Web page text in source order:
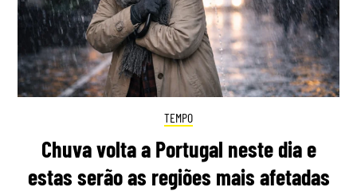
TEMPO
Chuva volta a Portugal neste dia e
estas serão as regiões mais afetadas